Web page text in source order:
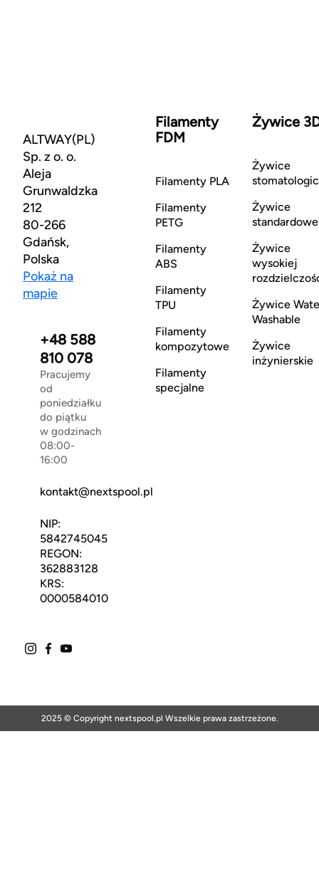
ALTWAY(PL)
Sp. z o. o.
Aleja
Grunwaldzka
212
80-266
Gdańsk,
Polska
Pokaż na
mapie
+48 588
810 078
Pracujemy
od
poniedziałku
do piątku
w godzinach
08:00-
16:00
kontakt@nextspool.pl
NIP:
5842745045
REGON:
362883128
KRS:
0000584010
Filamenty
FDM
Filamenty PLA
Filamenty
PETG
Filamenty
ABS
Filamenty
TPU
Filamenty
kompozytowe
Filamenty
specjalne
Żywice
Żywice
Żywice
standardowe
Żywice
wysokiej
Żywice
Washable
Żywice
inżynierskie